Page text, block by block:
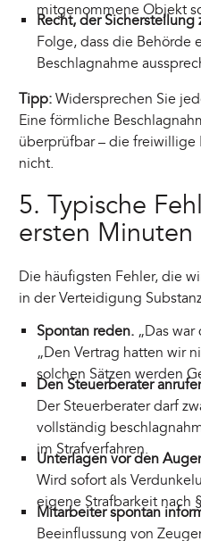
mitgenommene Objekt
Recht, der
Folge, dass die Behörde
Beschlagnahme
Tipp: Widersprechen Sie
Eine förmliche
überprüfbar – die freiwillige
nicht.
5. Typische
ersten Minuten
Die häufigsten Fehler, die
in der Verteidigung
Spontan reden.„Das war
„Den Vertrag hatten wir
solchen Sätzen werden
Den Steuerberater
Der Steuerberater darf
vollständig
im Strafverfahren.
Unterlagen vor den
Wird sofort als
eigene Strafbarkeit nach
Mitarbeiter spontan
Beeinflussung von